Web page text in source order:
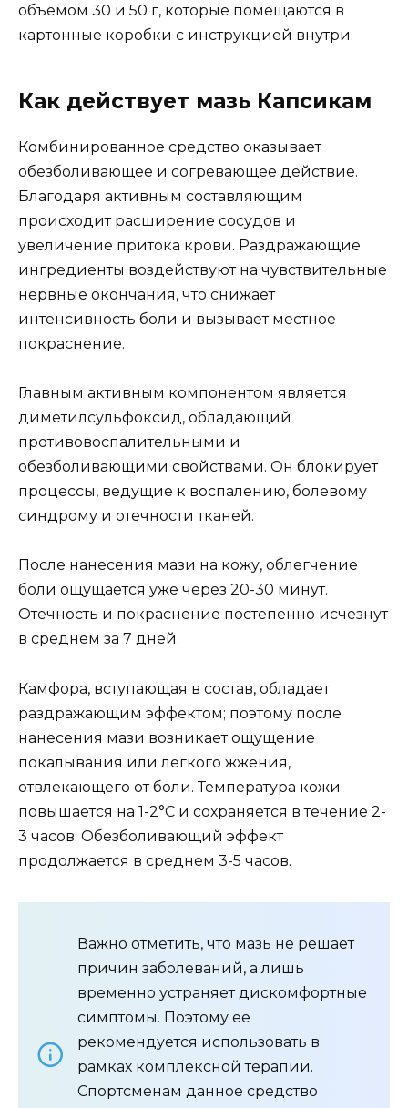
объемом 30 и 50 г, которые помещаются в
картонные коробки с инструкцией внутри.
Как действует мазь Капсикам
Комбинированное средство оказывает
обезболивающее и согревающее действие.
Благодаря активным составляющим
происходит расширение сосудов и
увеличение притока крови. Раздражающие
ингредиенты воздействуют на чувствительные
нервные окончания, что снижает
интенсивность боли и вызывает местное
покраснение.
Главным активным компонентом является
диметилсульфоксид, обладающий
противовоспалительными и
обезболивающими свойствами. Он блокирует
процессы, ведущие к воспалению, болевому
синдрому и отечности тканей.
После нанесения мази на кожу, облегчение
боли ощущается уже через 20-30 минут.
Отечность и покраснение постепенно исчезнут
в среднем за 7 дней.
Камфора, вступающая в состав, обладает
раздражающим эффектом; поэтому после
нанесения мази возникает ощущение
покалывания или легкого жжения,
отвлекающего от боли. Температура кожи
повышается на 1-2°C и сохраняется в течение 2-
3 часов. Обезболивающий эффект
продолжается в среднем 3-5 часов.
Важно отметить, что мазь не решает
причин заболеваний, а лишь
временно устраняет дискомфортные
симптомы. Поэтому ее
рекомендуется использовать в
рамках комплексной терапии.
Спортсменам данное средство